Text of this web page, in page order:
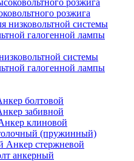
розжига
системы
галогенной лампы
болтовой
забивной
клиновой
(пружинный)
Анкер стержневой
анкерный